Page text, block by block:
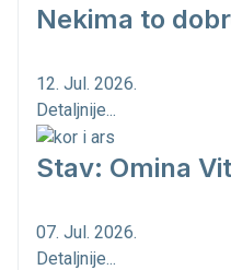
Nekima to
12. Jul. 2026.
Detaljnije...
Stav: Omina
07. Jul. 2026.
Detaljnije...